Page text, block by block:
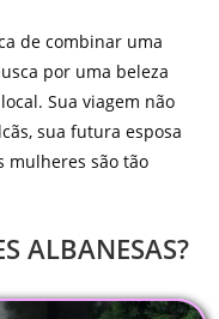
de combinar uma
por uma beleza
Sua viagem não
sua futura esposa
mulheres são tão
ALBANESAS?